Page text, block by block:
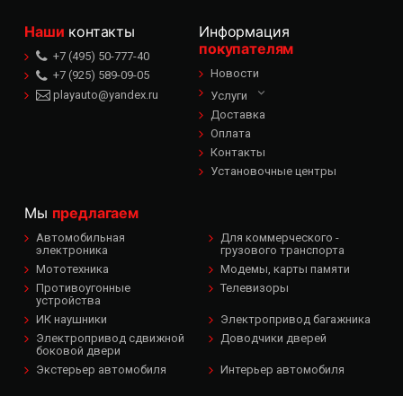
Наши контакты
+7 (495) 50-777-40
+7 (925) 589-09-05
playauto@yandex.ru
Информация
покупателям
Новости
Услуги
Доставка
Оплата
Контакты
Установочные центры
Мы предлагаем
Автомобильная
электроника
Для коммерческого -
грузового транспорта
Мототехника
Модемы, карты памяти
Противоугонные
устройства
Телевизоры
ИК наушники
Электропривод багажника
Электропривод сдвижной
боковой двери
Доводчики дверей
Экстерьер автомобиля Интерьер автомобиля